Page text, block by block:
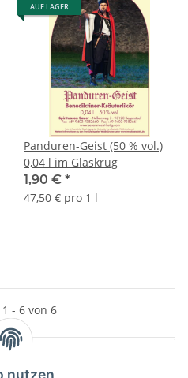
AUF LAGER
Panduren-Geist (50 % vol.)
0,04 l im Glaskrug
1,90 € *
47,50 € pro 1 l
- 6 von 6